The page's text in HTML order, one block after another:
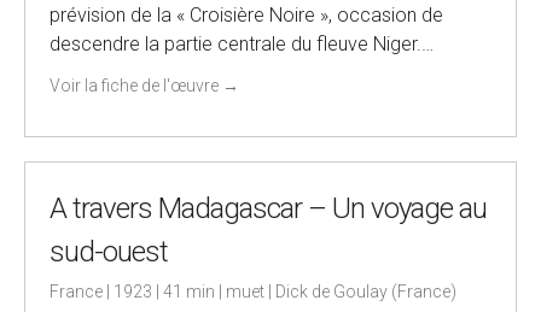
prévision de la « Croisière Noire », occasion de
descendre la partie centrale du fleuve Niger.…
Voir la fiche de l'œuvre →
A travers Madagascar – Un voyage au
sud-ouest
France | 1923 | 41 min | muet | Dick de Goulay (France)